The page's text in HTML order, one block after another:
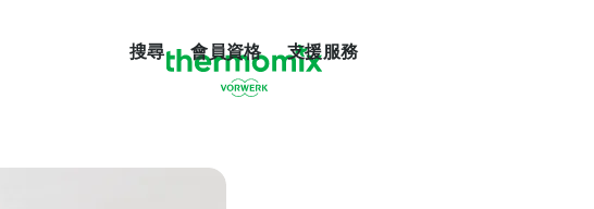
搜尋 會員資格 支援服務